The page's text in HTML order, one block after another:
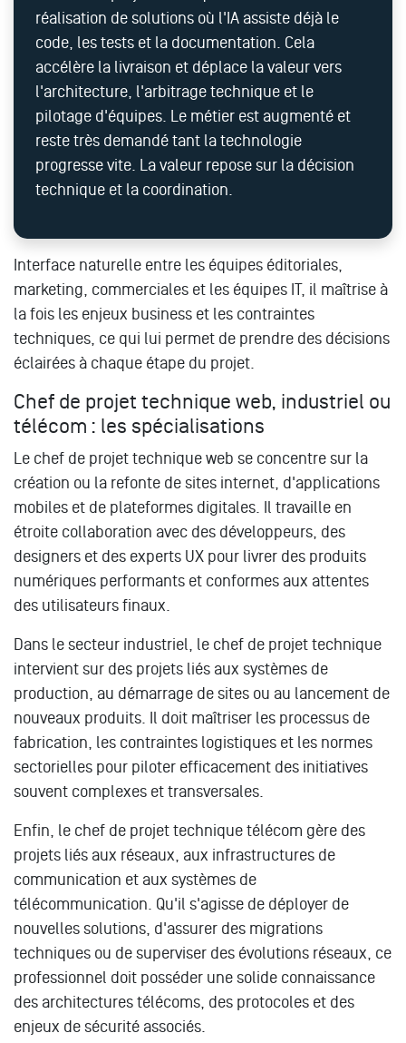
réalisation de solutions où l'IA assiste déjà le
code, les tests et la documentation. Cela
accélère la livraison et déplace la valeur vers
l'architecture, l'arbitrage technique et le
pilotage d'équipes. Le métier est augmenté et
reste très demandé tant la technologie
progresse vite. La valeur repose sur la décision
technique et la coordination.
Interface naturelle entre les équipes éditoriales,
marketing, commerciales et les équipes IT, il maîtrise à
la fois les enjeux business et les contraintes
techniques, ce qui lui permet de prendre des décisions
éclairées à chaque étape du projet.
Chef de projet technique web, industriel ou
télécom : les spécialisations
Le chef de projet technique web se concentre sur la
création ou la refonte de sites internet, d'applications
mobiles et de plateformes digitales. Il travaille en
étroite collaboration avec des développeurs, des
designers et des experts UX pour livrer des produits
numériques performants et conformes aux attentes
des utilisateurs finaux.
Dans le secteur industriel, le chef de projet technique
intervient sur des projets liés aux systèmes de
production, au démarrage de sites ou au lancement de
nouveaux produits. Il doit maîtriser les processus de
fabrication, les contraintes logistiques et les normes
sectorielles pour piloter efficacement des initiatives
souvent complexes et transversales.
Enfin, le chef de projet technique télécom gère des
projets liés aux réseaux, aux infrastructures de
communication et aux systèmes de
télécommunication. Qu'il s'agisse de déployer de
nouvelles solutions, d'assurer des migrations
techniques ou de superviser des évolutions réseaux, ce
professionnel doit posséder une solide connaissance
des architectures télécoms, des protocoles et des
enjeux de sécurité associés.